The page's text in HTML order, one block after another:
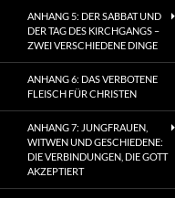
ANHANG 5: DER SABBAT UND
DER TAG DES KIRCHGANGS –
ZWEI VERSCHIEDENE DINGE
ANHANG 6: DAS VERBOTENE
FLEISCH FÜR CHRISTEN
ANHANG 7: JUNGFRAUEN,
WITWEN UND GESCHIEDENE:
DIE VERBINDUNGEN, DIE GOTT
AKZEPTIERT